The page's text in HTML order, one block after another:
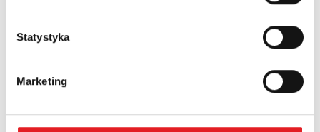
Statystyka
Marketing
Treść: *